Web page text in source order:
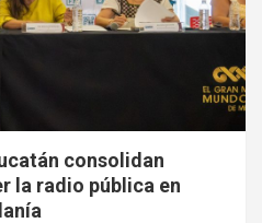
consolidan
la radio pública en